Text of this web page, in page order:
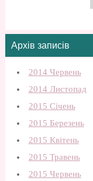
Архів записів
2014 Червень
2014 Листопад
2015 Січень
2015 Березень
2015 Квітень
2015 Травень
2015 Червень